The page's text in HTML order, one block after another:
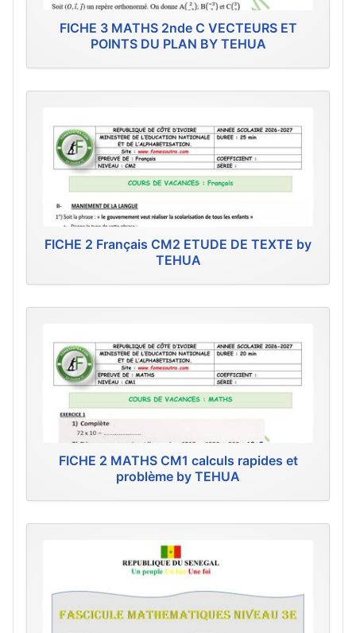
FICHE 3 MATHS 2nde C VECTEURS ET
POINTS DU PLAN BY TEHUA
FICHE 2 Français CM2 ETUDE DE TEXTE by
TEHUA
FICHE 2 MATHS CM1 calculs rapides et
problème by TEHUA